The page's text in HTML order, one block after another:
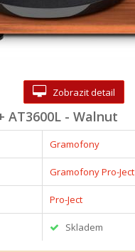
Zobrazit detail
AT3600L - Walnut
Gramofony
Gramofony Pro-Ject
Pro-Ject
Skladem